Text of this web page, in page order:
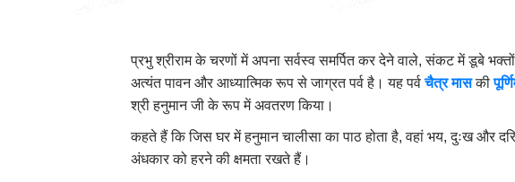
प्रभु श्रीराम के चरणों में अपना सर्वस्व समर्पित कर देने वाले, संकट में डूबे
अत्यंत पावन और आध्यात्मिक रूप से जाग्रत पर्व है। यह पर्वचैत्र मासकी
श्री हनुमान जी के रूप में अवतरण किया।
कहते हैं कि जिस घर में हनुमान चालीसा का पाठ होता है, वहां भय, दुःख और
अंधकार को हरने की क्षमता रखते हैं।